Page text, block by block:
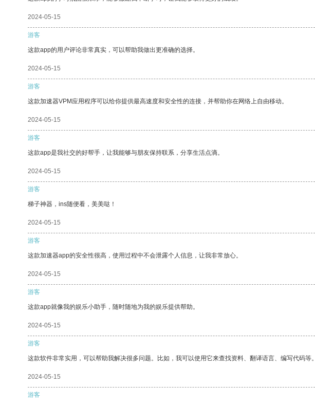
2024-05-15
游客
这款app的用户评论非常真实，可以帮助我做出更准确的选择。
2024-05-15
游客
这款加速器VPM应用程序可以给你提供最高速度和安全性的连接，并帮助你在网络上自由移动。
2024-05-15
游客
这款app是我社交的好帮手，让我能够与朋友保持联系，分享生活点滴。
2024-05-15
游客
梯子神器，ins随便看，美美哒！
2024-05-15
游客
这款加速器app的安全性很高，使用过程中不会泄露个人信息，让我非常放心。
2024-05-15
游客
这款app就像我的娱乐小助手，随时随地为我的娱乐提供帮助。
2024-05-15
游客
这款软件非常实用，可以帮助我解决很多问题。比如，我可以使用它来查找资料、翻译语言、编写代码等。
2024-05-15
游客